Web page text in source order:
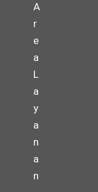
A
r
e
a
L
a
y
a
n
a
n